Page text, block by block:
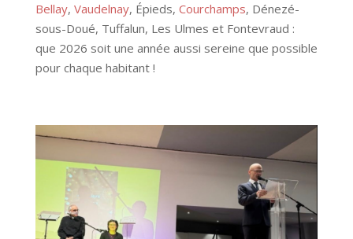
Bellay, Vaudelnay, Épieds, Courchamps, Dénezé-
sous-Doué, Tuffalun, Les Ulmes et Fontevraud :
que 2026 soit une année aussi sereine que possible
pour chaque habitant !